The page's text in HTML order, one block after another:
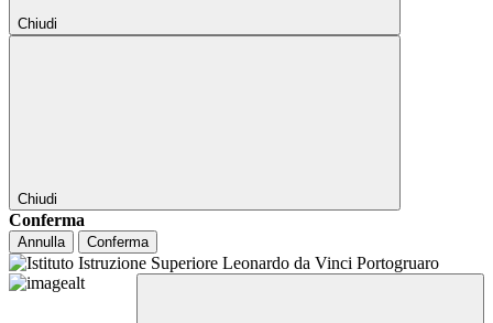
Chiudi
Chiudi
Conferma
Annulla Conferma